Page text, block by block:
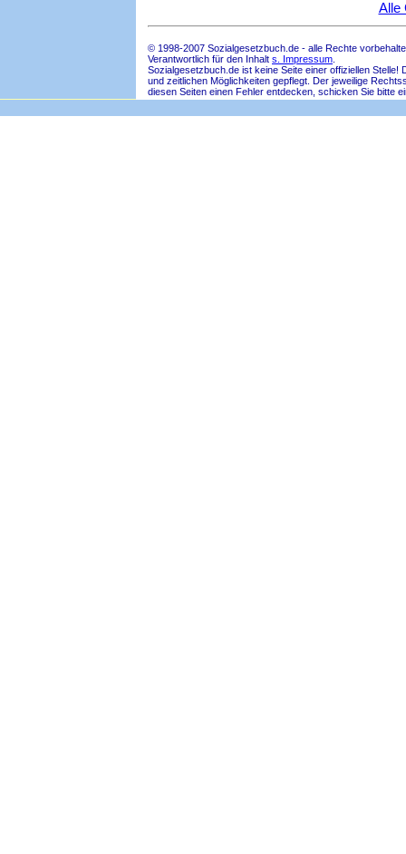
Alle
© 1998-2007 Sozialgesetzbuch.de - alle Rechte
Verantwortlich für den Inhalt s. Impressum
Sozialgesetzbuch.de ist keine Seite einer offiziellen
und zeitlichen Möglichkeiten gepflegt. Der jeweilige
diesen Seiten einen Fehler entdecken, schicken Sie bitte